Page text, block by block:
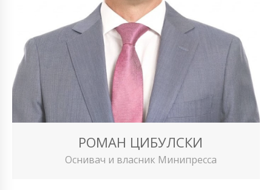
РОМАН ЦИБУЛСКИ
Оснивач и власник Минипресса